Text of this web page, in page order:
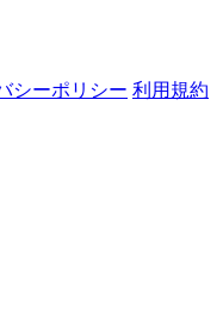
シーポリシー 利用規約